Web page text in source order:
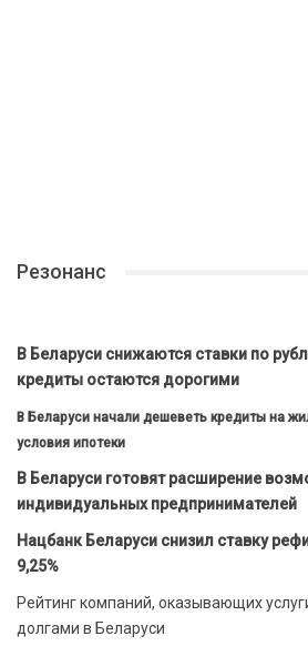
Резонанс
В Беларуси снижаются ставки по
кредиты остаются дорогими
В Беларуси начали дешеветь кредиты на
условия ипотеки
В Беларуси готовят расширение
индивидуальных предпринимателей
Нацбанк Беларуси снизил ставку
9,25%
Рейтинг компаний, оказывающих
долгами в Беларуси